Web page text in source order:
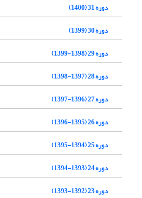
دوره 31 (1400)
دوره 30 (1399)
دوره 29 (1398-1399)
دوره 28 (1397-1398)
دوره 27 (1396-1397)
دوره 26 (1395-1396)
دوره 25 (1394-1395)
دوره 24 (1393-1394)
دوره 23 (1392-1393)